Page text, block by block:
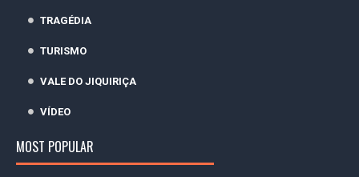
TRAGÉDIA
TURISMO
VALE DO JIQUIRIÇA
VÍDEO
MOST POPULAR